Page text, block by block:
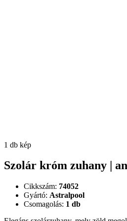
1 db kép
Szolár króm zuhany |
Cikkszám: 74052
Gyártó: Astralpool
Csomagolás: 1 db